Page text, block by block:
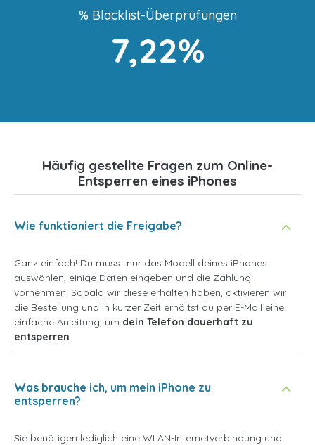
% Blacklist-Überprüfungen
7,22%
Häufig gestellte Fragen zum Online-
Entsperren eines iPhones
Wie funktioniert die Freigabe?
Ganz einfach! Du musst nur das Modell deines iPhones
auswählen, einige Daten eingeben und die Zahlung
vornehmen. Sobald wir diese erhalten haben, aktivieren wir
die Bestellung und in kurzer Zeit erhältst du per E-Mail eine
einfache Anleitung, um dein Telefon dauerhaft zu
entsperren.
Was brauche ich, um mein iPhone zu
entsperren?
Sie benötigen lediglich eine WLAN-Internetverbindung und